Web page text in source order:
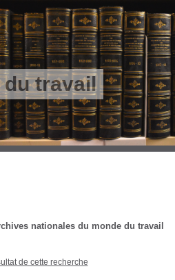
travail
nationales du monde du travail
de cette recherche